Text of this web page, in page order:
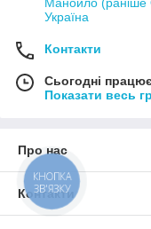
Україна
Контакти
Сьогодні
Показати весь
Про нас
Контакти
КНОПКА
ЗВ'ЯЗКУ